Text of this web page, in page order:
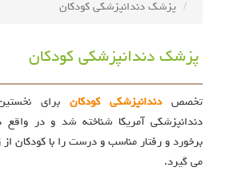
پزشک دندانپزشکی کودکان
پزشک دندانپزشکی کودکان
تخصصدندانپزشکی کودکان برای
دندانپزشکی آمریکا شناخته شد و در واقع
برخورد و رفتار مناسب و درست را با کودکان از
می گیرد.